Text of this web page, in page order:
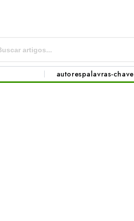
autorespalavras-chave